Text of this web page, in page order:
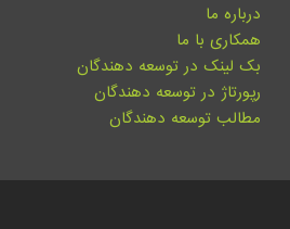
درباره ما
همکاری با ما
بک لینک در توسعه دهندگان
رپورتاژ در توسعه دهندگان
مطالب توسعه دهندگان